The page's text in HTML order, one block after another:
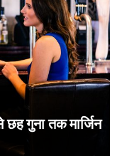
गुना तक मार्जिन